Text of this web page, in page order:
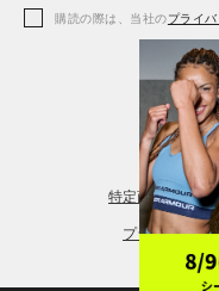
アクセサリー
レギンス＆タイツ
シューズ
購読の際は、当社のプライ
特定商取引法に
プライバシー